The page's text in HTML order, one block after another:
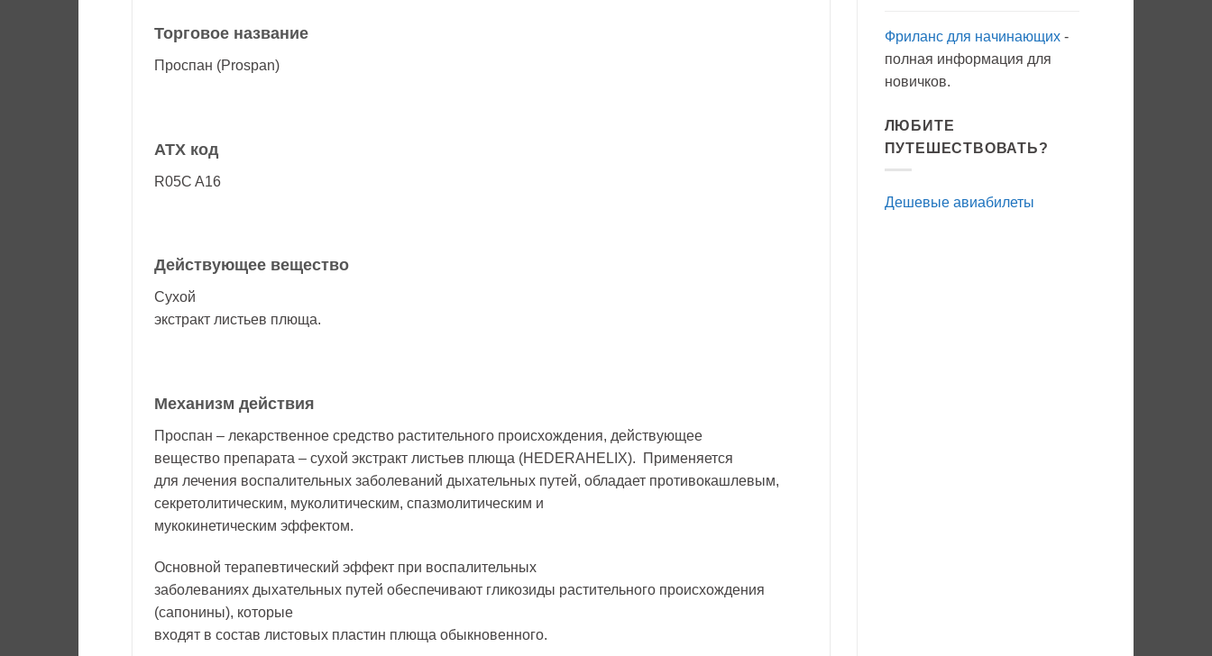
Торговое название
Проспан (Prospan)
АТХ код
R05C A16
Действующее вещество
Сухой
экстракт листьев плюща.
Механизм действия
Проспан – лекарственное средство растительного происхождения, действующее
вещество препарата – сухой экстракт листьев плюща (HEDERAHELIX). Применяется
для лечения воспалительных заболеваний дыхательных путей, обладает противокашлевым,
секретолитическим, муколитическим, спазмолитическим и
мукокинетическим эффектом.
Основной терапевтический эффект при воспалительных
заболеваниях дыхательных путей обеспечивают гликозиды растительного происхождения
(сапонины), которые
входят в состав листовых пластин плюща обыкновенного.
Фриланс для начинающих-
полная информация для
новичков.
ЛЮБИТЕ
ПУТЕШЕСТВОВАТЬ?
Дешевые авиабилеты